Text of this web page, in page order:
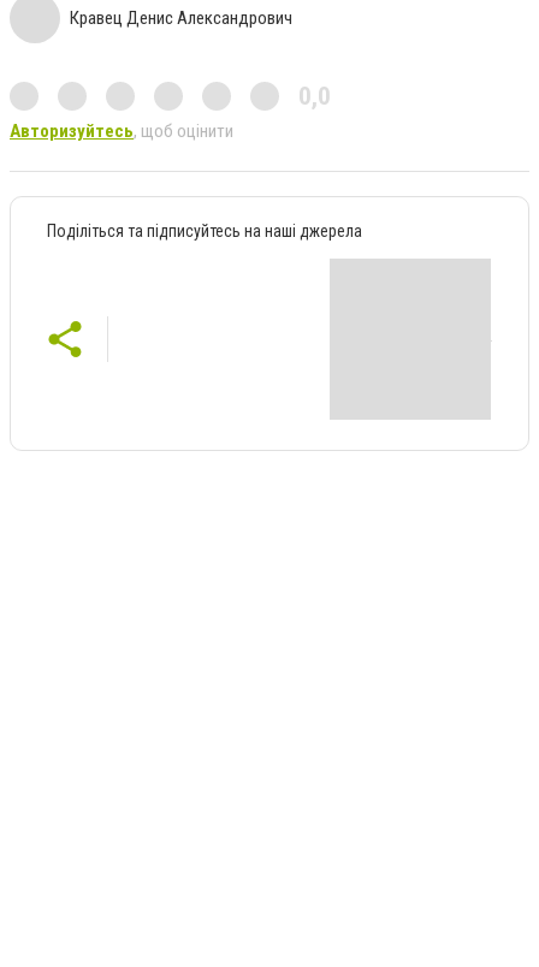
Кравец Денис Александрович
0,0
Авторизуйтесь, щоб оцінити
Поділіться та підписуйтесь на наші джерела